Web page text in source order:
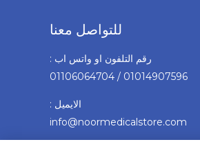
للتواصل معنا
رقم التلفون او واتس اب :
01014907596 / 01106064704
الايميل :
info@noormedicalstore.com